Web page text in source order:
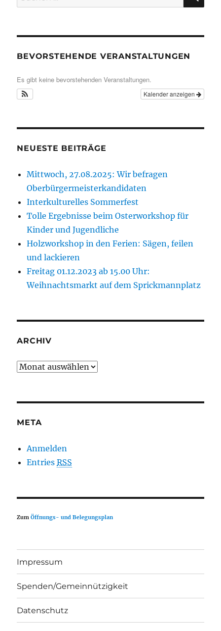
nach:
BEVORSTEHENDE VERANSTALTUNGEN
Es gibt keine bevorstehenden Veranstaltungen.
Kalender anzeigen
NEUESTE BEITRÄGE
Mittwoch, 27.08.2025: Wir befragen
Oberbürgermeisterkandidaten
Interkulturelles Sommerfest
Tolle Ergebnisse beim Osterworkshop für
Kinder und Jugendliche
Holzworkshop in den Ferien: Sägen, feilen
und lackieren
Freitag 01.12.2023 ab 15.00 Uhr:
Weihnachtsmarkt auf dem Sprickmannplatz
ARCHIV
Archiv
META
Anmelden
EntriesRSS
ZumÖffnungs- und Belegungsplan
Impressum
Spenden/Gemeinnützigkeit
Datenschutz